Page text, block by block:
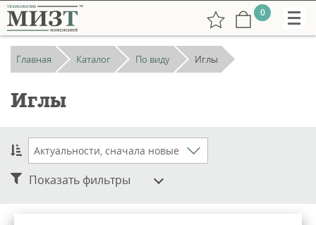
+7
(831)
265-
0
Главная Каталог По виду Иглы
Иглы
Показать фильтры